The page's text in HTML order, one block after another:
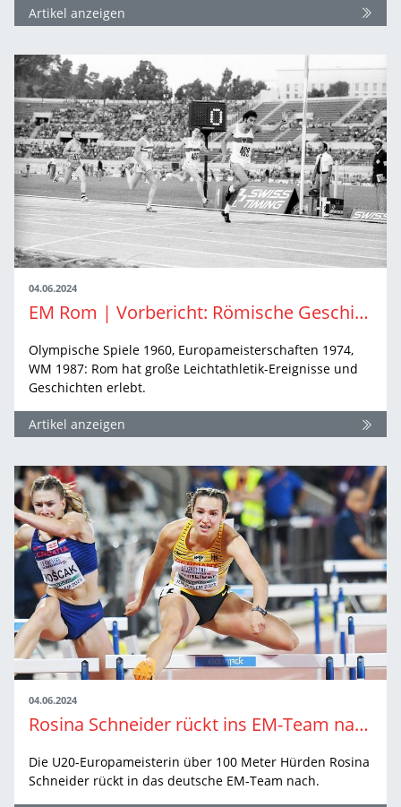
Artikel anzeigen
04.06.2024
EM Rom | Vorbericht: Römische Geschichten
Olympische Spiele 1960, Europameisterschaften 1974,
WM 1987: Rom hat große Leichtathletik-Ereignisse und
Geschichten erlebt.
Artikel anzeigen
04.06.2024
Rosina Schneider rückt ins EM-Team nach
Die U20-Europameisterin über 100 Meter Hürden Rosina
Schneider rückt in das deutsche EM-Team nach.